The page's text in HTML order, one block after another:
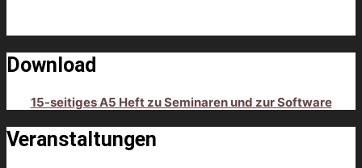
Download
15-seitiges A5 Heft zu Seminaren und zur Software
Veranstaltungen